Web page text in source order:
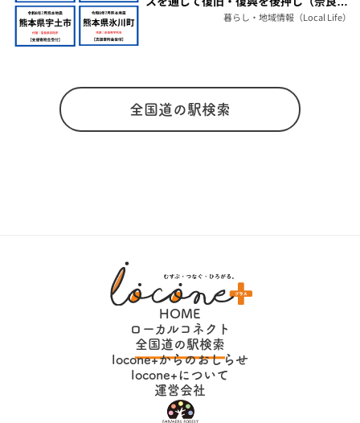
暮らし・地域情報（Local Life）
全国道の駅検索
HOME
ローカルコネクト
全国道の駅検索
locone+からのおしらせ
locone+について
運営会社